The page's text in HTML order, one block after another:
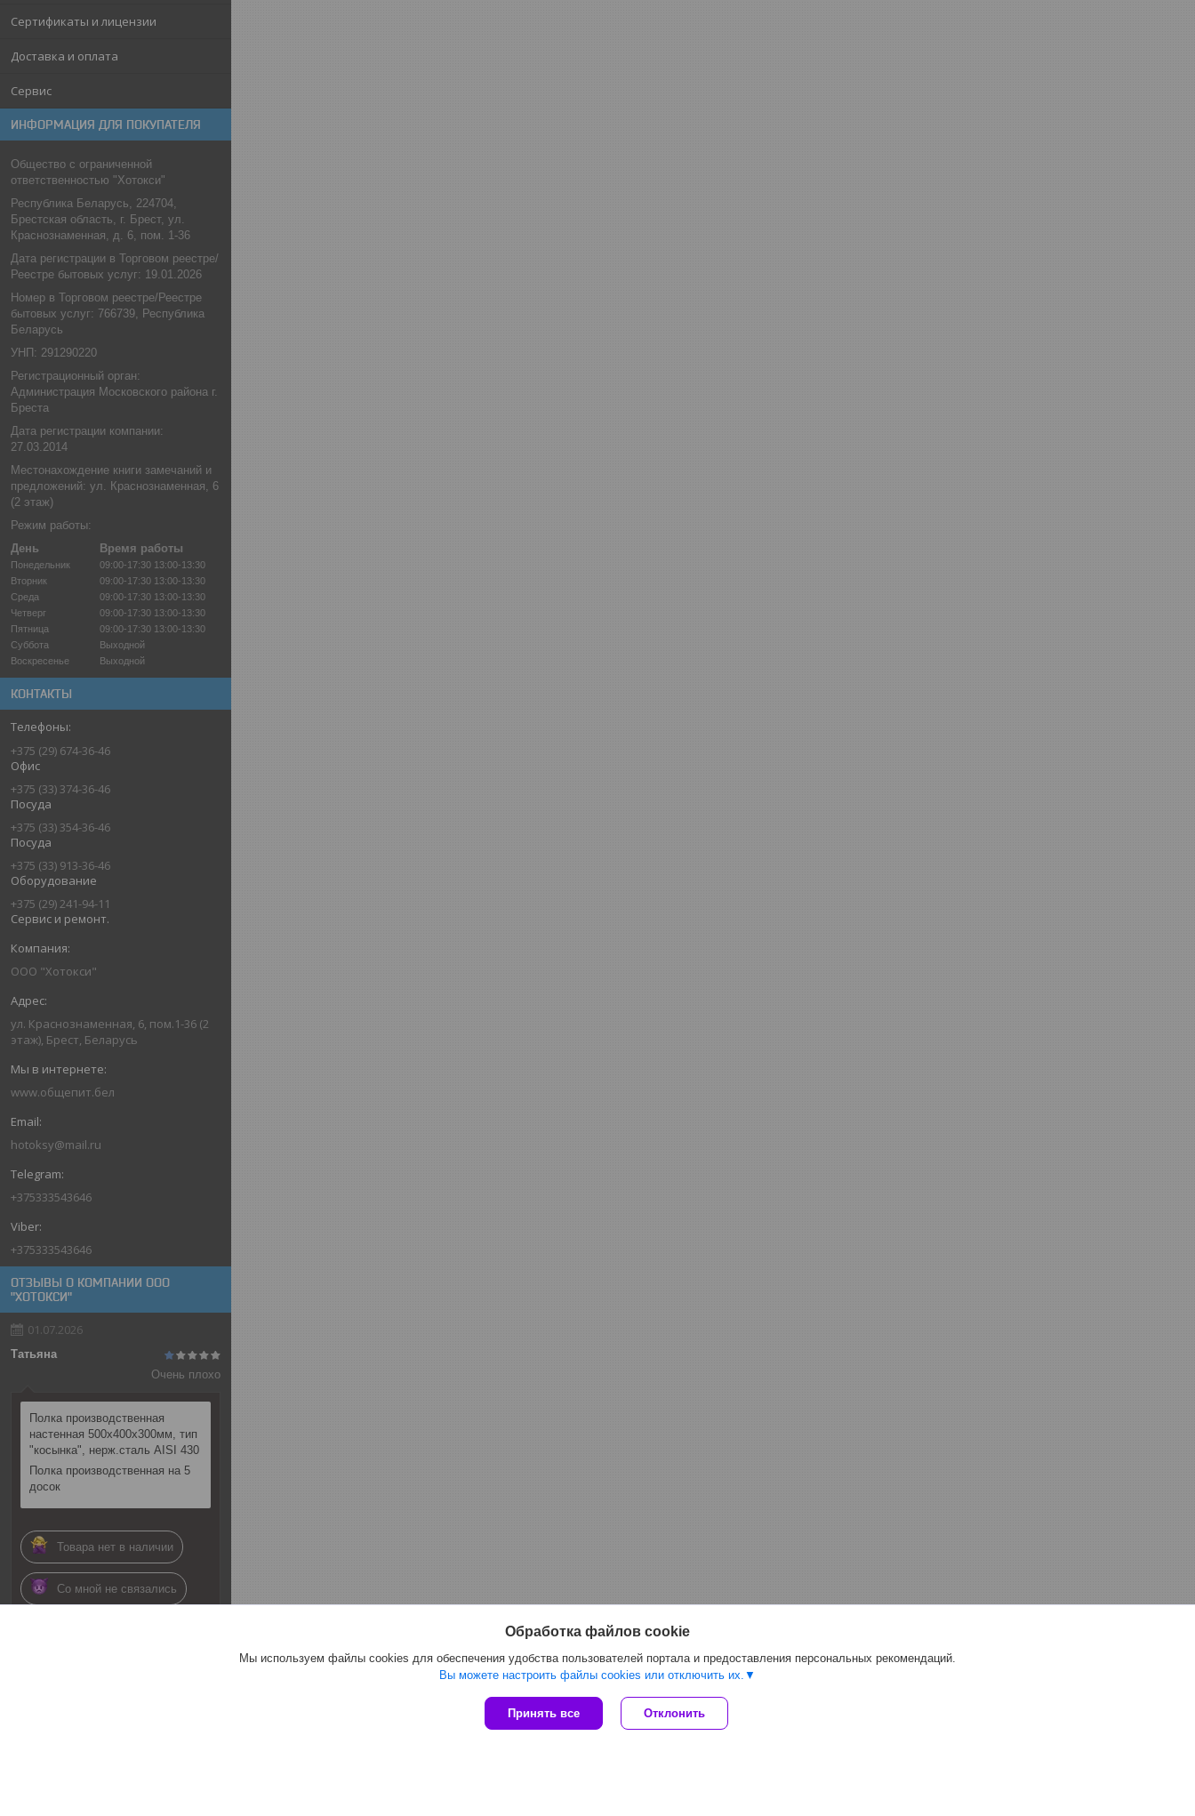
Сертификаты и лицензии
Доставка и оплата
Сервис
ИНФОРМАЦИЯ ДЛЯ ПОКУПАТЕЛЯ
Общество с ограниченной
ответственностью "Хотокси"
Республика Беларусь, 224704,
Брестская область, г. Брест, ул.
Краснознаменная, д. 6, пом. 1-36
Дата регистрации в Торговом реестре/
Реестре бытовых услуг: 19.01.2026
Номер в Торговом реестре/Реестре
бытовых услуг: 766739, Республика
Беларусь
УНП: 291290220
Регистрационный орган:
Администрация Московского района г.
Бреста
Дата регистрации компании:
27.03.2014
Местонахождение книги замечаний и
предложений: ул. Краснознаменная, 6
(2 этаж)
Режим работы:
День
Время работы
Понедельник 09:00-17:30 13:00-13:30
Вторник
09:00-17:30 13:00-13:30
Среда
09:00-17:30 13:00-13:30
Четверг
09:00-17:30 13:00-13:30
Пятница
09:00-17:30 13:00-13:30
Суббота
Выходной
Воскресенье
Выходной
КОНТАКТЫ
+375 (29) 674-36-46
Офис
+375 (33) 374-36-46
Посуда
+375 (33) 354-36-46
Посуда
+375 (33) 913-36-46
Оборудование
+375 (29) 241-94-11
Сервис и ремонт.
ООО "Хотокси"
ул. Краснознаменная, 6, пом.1-36 (2
этаж), Брест, Беларусь
www.общепит.бел
hotoksy@mail.ru
+375333543646
+375333543646
ОТЗЫВЫ О КОМПАНИИ ООО
"ХОТОКСИ"
01.07.2026
Татьяна
Очень плохо
Полка производственная
настенная 500х400х300мм, тип
"косынка", нерж.сталь AISI 430
Полка производственная на 5
досок
Товара нет в наличии
Со мной не связались
Обработка файлов cookie
Мы используем файлы cookies для обеспечения удобства пользователей портала и предоставления персональных рекомендаций.
Вы можете настроить файлы cookies или отключить их.
Принять все Отклонить